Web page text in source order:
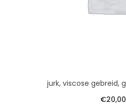
jurk, viscose gebreid,
€20,00